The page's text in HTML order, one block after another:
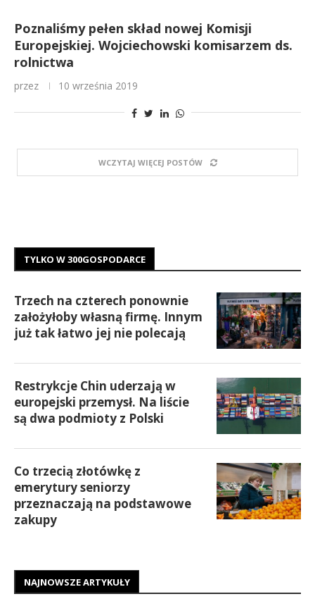
Poznaliśmy pełen skład nowej Komisji
Europejskiej. Wojciechowski komisarzem ds.
rolnictwa
przez 10 września 2019
WCZYTAJ WIĘCEJ POSTÓW
TYLKO W 300GOSPODARCE
Trzech na czterech ponownie
założyłoby własną firmę. Innym
już tak łatwo jej nie polecają
Restrykcje Chin uderzają w
europejski przemysł. Na liście
są dwa podmioty z Polski
Co trzecią złotówkę z
emerytury seniorzy
przeznaczają na podstawowe
zakupy
NAJNOWSZE ARTYKUŁY